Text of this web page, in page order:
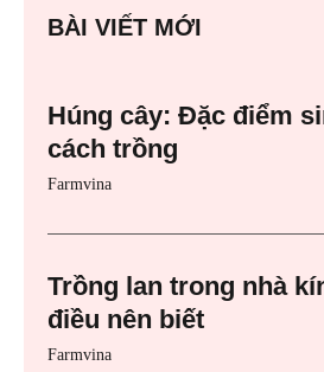
BÀI VIẾT MỚI
Húng cây: Đặc điểm
cách trồng
Farmvina
Trồng lan trong nhà
điều nên biết
Farmvina